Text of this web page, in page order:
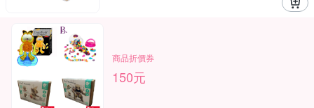
商品折價券
150元